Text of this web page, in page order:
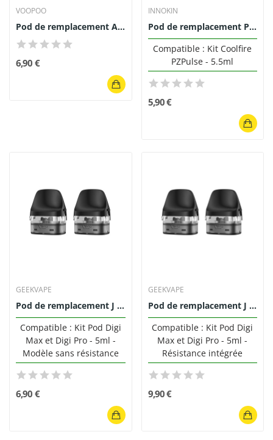
VOOPOO
Pod de remplacement Argus E40 4.5ml - Voopoo...
6,90 €
INNOKIN
Pod de remplacement PZPulse 5.5ml Innokin
Compatible : Kit Coolfire
PZPulse - 5.5ml
5,90 €
GEEKVAPE
Pod de remplacement J Series 5ml Geekvape (pack...
Compatible : Kit Pod Digi
Max et Digi Pro - 5ml -
Modèle sans résistance
6,90 €
GEEKVAPE
Pod de remplacement J Series Geekvape 5ml
Compatible : Kit Pod Digi
Max et Digi Pro - 5ml -
Résistance intégrée
9,90 €